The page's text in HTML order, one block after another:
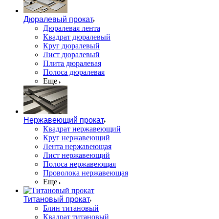
Дюралевый прокат
Дюралевая лента
Квадрат дюралевый
Круг дюралевый
Лист дюралевый
Плита дюралевая
Полоса дюралевая
Еще
Нержавеющий прокат
Квадрат нержавеющий
Круг нержавеющий
Лента нержавеющая
Лист нержавеющий
Полоса нержавеющая
Проволока нержавеющая
Еще
Титановый прокат
Блин титановый
Квадрат титановый